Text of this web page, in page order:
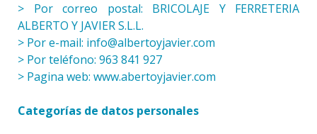
> Por correo postal: BRICOLAJE Y FERRETERIA
ALBERTO Y JAVIER S.L.L.
> Por e-mail: info@albertoyjavier.com
> Por teléfono: 963 841 927
> Pagina web: www.abertoyjavier.com
Categorías de datos personales